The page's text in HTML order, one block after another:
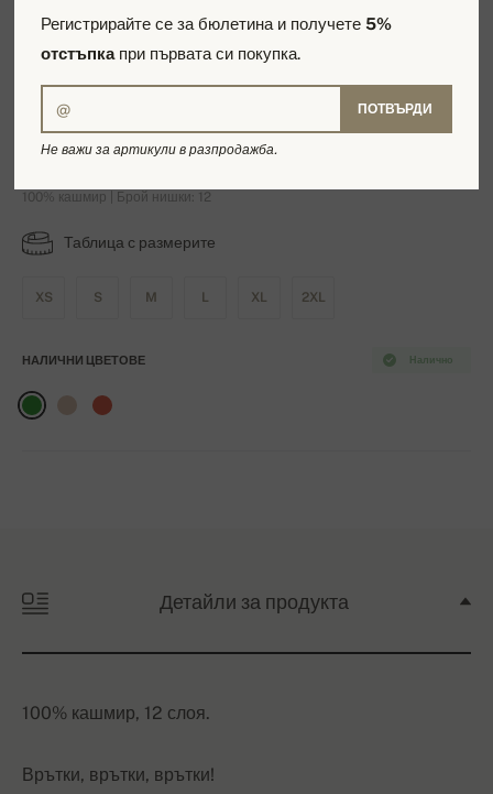
Valaska
100% кашмир | Брой нишки: 12
Таблица с размерите
XS S M L XL 2XL
Налично
НАЛИЧНИ ЦВЕТОВЕ
Детайли за продукта
100% кашмир, 12 слоя.
Врътки, врътки, врътки!
Регистрирайте се за бюлетина и получете5%
отстъпкапри първата си покупка.
ПОТВЪРДИ
Не важи за артикули в разпродажба.